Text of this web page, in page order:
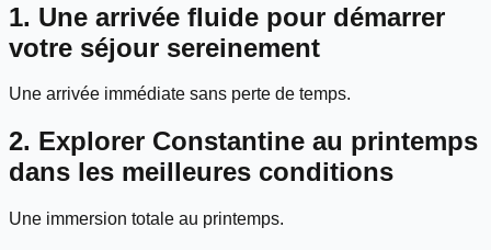
1. Une arrivée fluide pour démarrer
votre séjour sereinement
Une arrivée immédiate sans perte de temps.
2. Explorer Constantine au printemps
dans les meilleures conditions
Une immersion totale au printemps.